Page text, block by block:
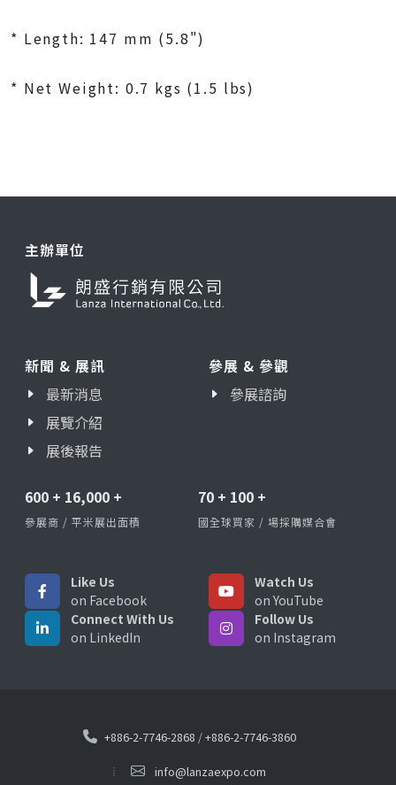
* Length: 147 mm (5.8")
* Net Weight: 0.7 kgs (1.5 lbs)
主辦單位
新聞 & 展訊
最新消息
展覽介紹
展後報告
參展 & 參觀
參展諮詢
600 + 16,000 +
參展商 / 平米展出面積
70 + 100 +
國全球買家 / 場採購媒合會
Like Us
on Facebook
Watch Us
on YouTube
Connect With Us
on LinkedIn
Follow Us
on Instagram
+886-2-7746-2868 /+886-2-7746-3860
info@lanzaexpo.com